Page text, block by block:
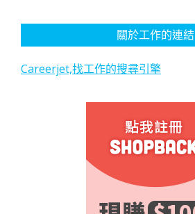
關於工作的連結
Careerjet,找工作的搜尋引擎